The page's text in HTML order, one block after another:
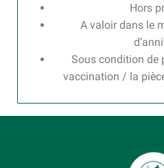
Hors
A valoir dans le
Sous condition de
vaccination / la